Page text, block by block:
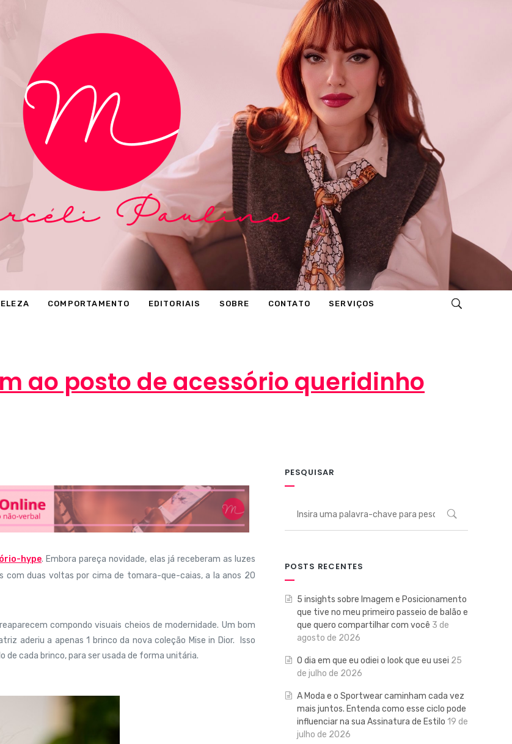
COMPORTAMENTO EDITORIAIS SOBRE CONTATO SERVIÇOS
ao posto de acessório queridinho
hype. Embora pareça novidade, elas já receberam as luzes
com duas voltas por cima de tomara-que-caias, a la anos 20
compondo visuais cheios de modernidade. Um bom
aderiu a apenas 1 brinco da nova coleção Mise in Dior.
Isso
de cada brinco, para ser usada de forma unitária.
PESQUISAR
POSTS RECENTES
5 insights sobre Imagem e Posicionamento
que tive no meu primeiro passeio de balão e
que quero compartilhar com você 3 de
agosto de 2026
O dia em que eu odiei o look que eu usei 25
de julho de 2026
A Moda e o Sportwear caminham cada vez
mais juntos. Entenda como esse ciclo pode
influenciar na sua Assinatura de Estilo 19 de
julho de 2026